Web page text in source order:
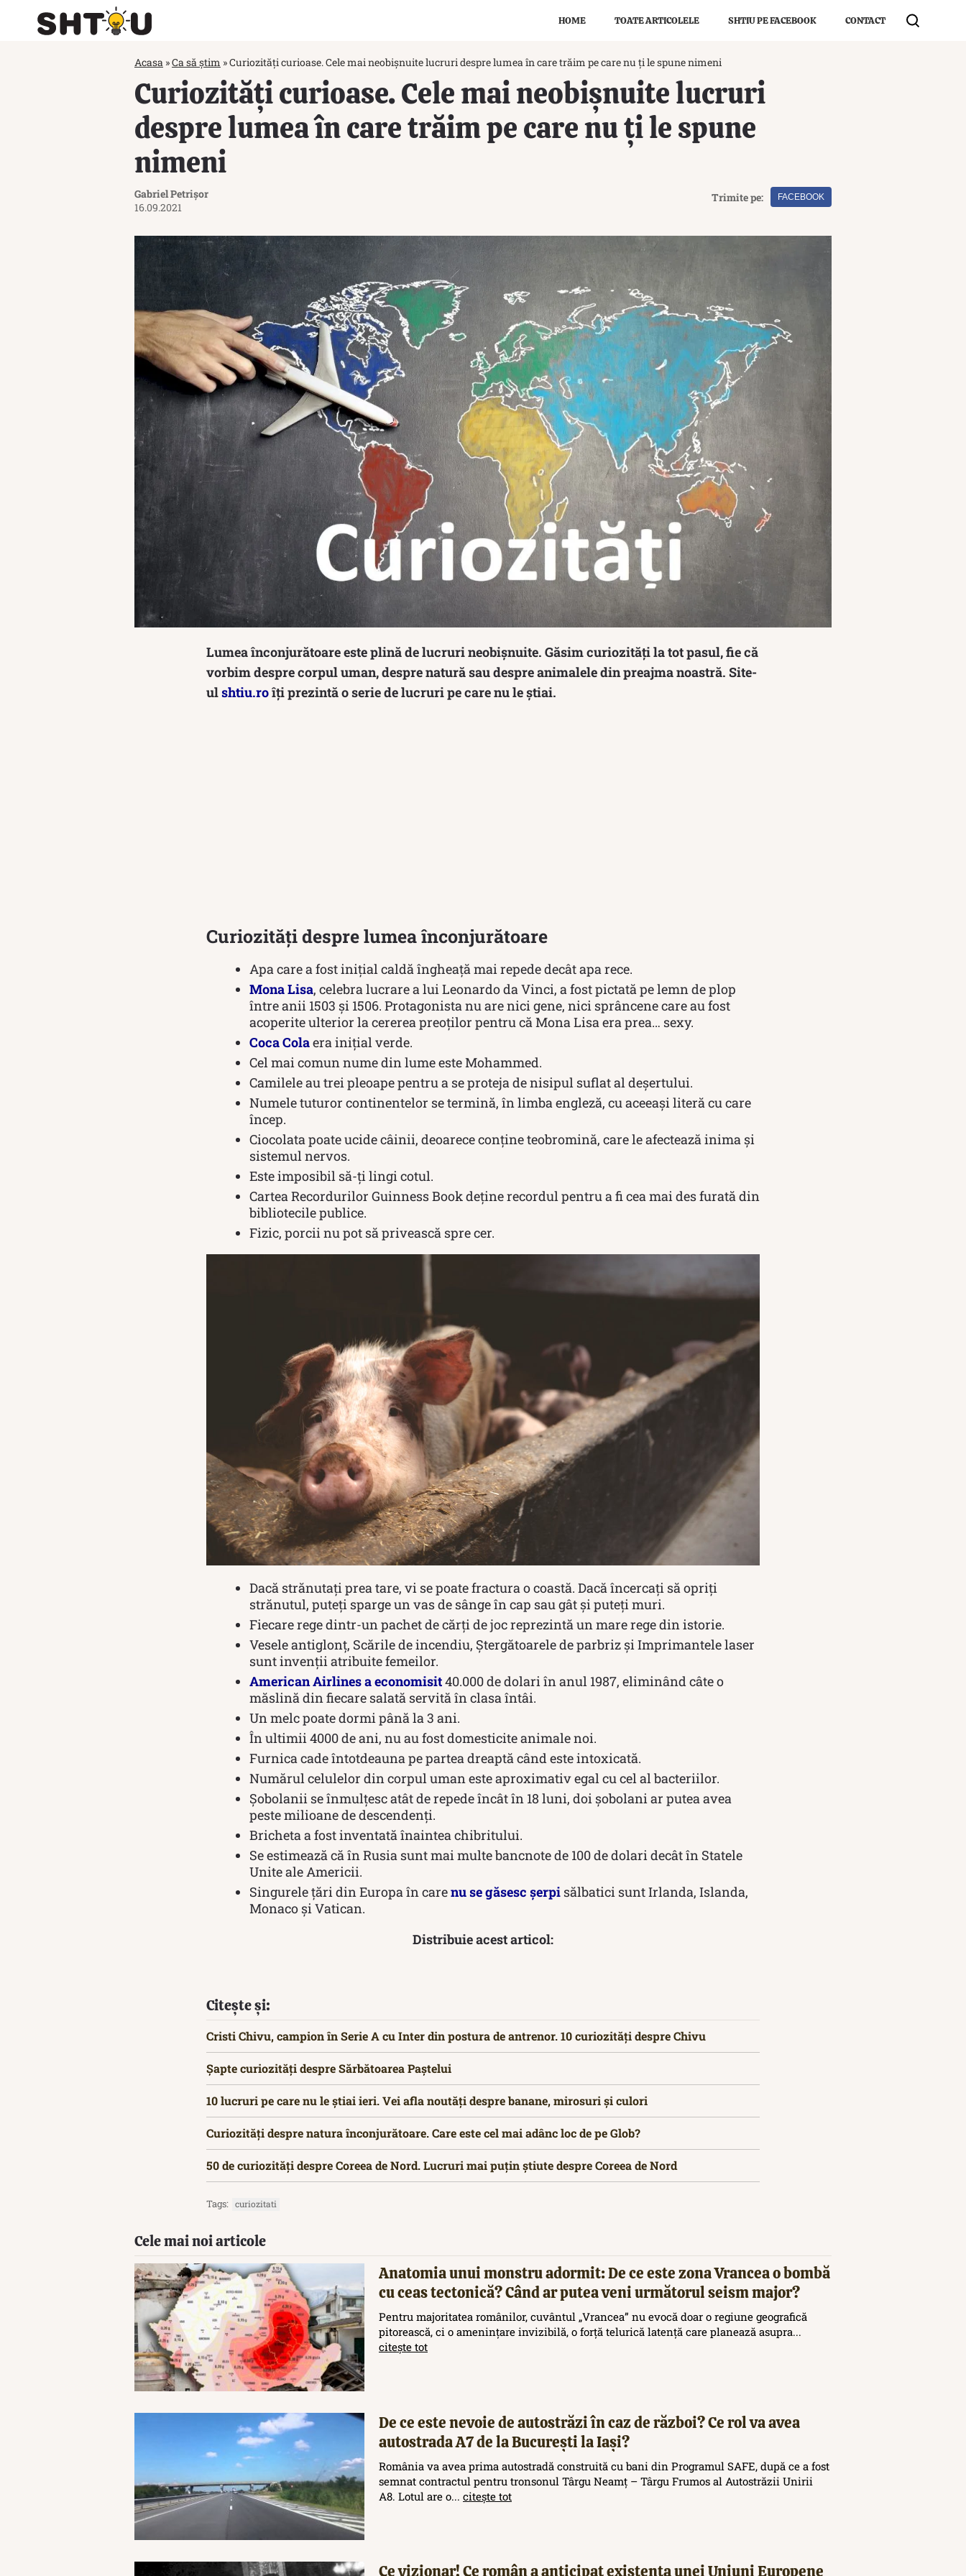
HOME TOATE ARTICOLELE SHTIU PE FACEBOOK CONTACT
Acasa »Ca să știm »Curiozități curioase. Cele mai neobișnuite lucruri despre lumea în care trăim pe care nu ți le spune nimeni
Curiozități curioase. Cele mai neobișnuite lucruri
despre lumea în care trăim pe care nu ți le spune
nimeni
Gabriel Petrișor
16.09.2021
Trimite pe: FACEBOOK
Lumea înconjurătoare este plină de lucruri neobișnuite. Găsim curiozități la tot pasul, fie că
vorbim despre corpul uman, despre natură sau despre animalele din preajma noastră. Site-
ulshtiu.roîți prezintă o serie de lucruri pe care nu le știai.
Curiozități despre lumea înconjurătoare
Apa care a fost inițial caldă îngheață mai repede decât apa rece.
Mona Lisa, celebra lucrare a lui Leonardo da Vinci, a fost pictată pe lemn de plop
între anii 1503 și 1506. Protagonista nu are nici gene, nici sprâncene care au fost
acoperite ulterior la cererea preoților pentru că Mona Lisa era prea… sexy.
Coca Colaera inițial verde.
Cel mai comun nume din lume este Mohammed.
Camilele au trei pleoape pentru a se proteja de nisipul suflat al deșertului.
Numele tuturor continentelor se termină, în limba engleză, cu aceeași literă cu care
încep.
Ciocolata poate ucide câinii, deoarece conține teobromină, care le afectează inima și
sistemul nervos.
Este imposibil să-ți lingi cotul.
Cartea Recordurilor Guinness Book deține recordul pentru a fi cea mai des furată din
bibliotecile publice.
Fizic, porcii nu pot să privească spre cer.
Dacă strănutați prea tare, vi se poate fractura o coastă. Dacă încercați să opriți
strănutul, puteți sparge un vas de sânge în cap sau gât și puteți muri.
Fiecare rege dintr-un pachet de cărți de joc reprezintă un mare rege din istorie.
Vesele antiglonț, Scările de incendiu, Ștergătoarele de parbriz și Imprimantele laser
sunt invenții atribuite femeilor.
American Airlines a economisit40.000 de dolari în anul 1987, eliminând câte o
măslină din fiecare salată servită în clasa întâi.
Un melc poate dormi până la 3 ani.
În ultimii 4000 de ani, nu au fost domesticite animale noi.
Furnica cade întotdeauna pe partea dreaptă când este intoxicată.
Numărul celulelor din corpul uman este aproximativ egal cu cel al bacteriilor.
Șobolanii se înmulțesc atât de repede încât în ​​18 luni, doi șobolani ar putea avea
peste milioane de descendenți.
Bricheta a fost inventată înaintea chibritului.
Se estimează că în Rusia sunt mai multe bancnote de 100 de dolari decât în Statele
Unite ale Americii.
Singurele țări din Europa în carenu se găsesc șerpi sălbatici sunt Irlanda, Islanda,
Monaco și Vatican.
Distribuie acest articol:
Citește și:
Cristi Chivu, campion în Serie A cu Inter din postura de antrenor. 10 curiozități despre Chivu
Șapte curiozități despre Sărbătoarea Paștelui
10 lucruri pe care nu le știai ieri. Vei afla noutăți despre banane, mirosuri și culori
Curiozități despre natura înconjurătoare. Care este cel mai adânc loc de pe Glob?
50 de curiozități despre Coreea de Nord. Lucruri mai puțin știute despre Coreea de Nord
Tags: curiozitati
Cele mai noi articole
Anatomia unui monstru adormit: De ce este zona Vrancea o bombă
cu ceas tectonică? Când ar putea veni următorul seism major?
Pentru majoritatea românilor, cuvântul „Vrancea” nu evocă doar o regiune geografică
pitorească, ci o amenințare invizibilă, o forță telurică latență care planează asupra...
citește tot
De ce este nevoie de autostrăzi în caz de război? Ce rol va avea
autostrada A7 de la București la Iași?
România va avea prima autostradă construită cu bani din Programul SAFE, după ce a fost
semnat contractul pentru tronsonul Târgu Neamț – Târgu Frumos al Autostrăzii Unirii
A8. Lotul are o... citește tot
Ce vizionar! Ce român a anticipat existența unei Uniuni Europene